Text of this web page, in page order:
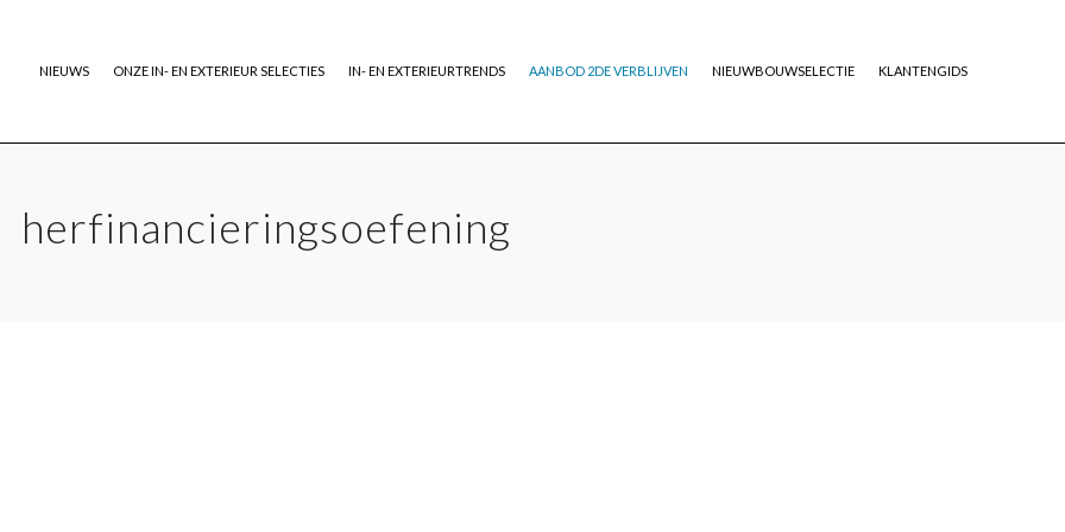
NIEUWS ONZE IN- EN EXTERIEUR SELECTIES IN- EN EXTERIEURTRENDS AANBOD 2DE VERBLIJVEN NIEUWBOUWSELECTIE KLANTENGIDS
herfinancieringsoefening